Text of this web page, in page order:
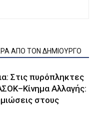
ΑΠΟ ΤΟΝ ΔΗΜΙΟΥΡΓΟ
Στις πυρόπληκτες
Αλλαγής:
στους